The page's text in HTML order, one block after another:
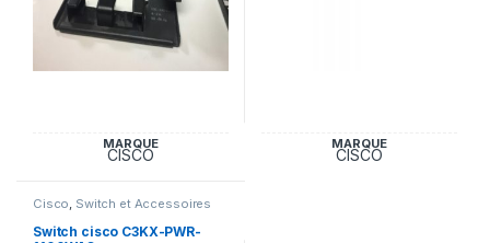
MARQUE
CISCO
MARQUE
CISCO
Cisco, Switch et Accessoires
Switch cisco C3KX-PWR-